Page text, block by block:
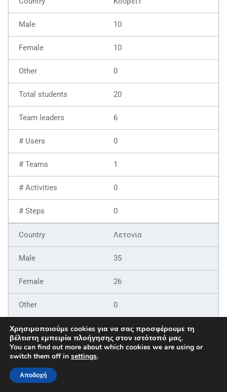
10
10
0
20
6
0
1
0
0
Λετονία
35
26
0
61
9
Χρησιμοποιούμε cookies για να σας προσφέρουμε τη
βέλτιστη εμπειρία πλοήγησης στον ιστότοπό μας.
You can find out more about which cookies we are using or
switch them off in settings.
Αποδοχή